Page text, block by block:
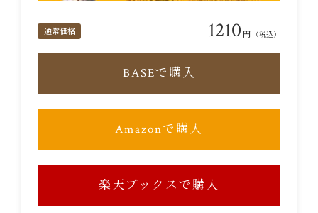
通常価格 1210 円 （税込）
BASEで購入
Amazonで購入
楽天ブックスで購入